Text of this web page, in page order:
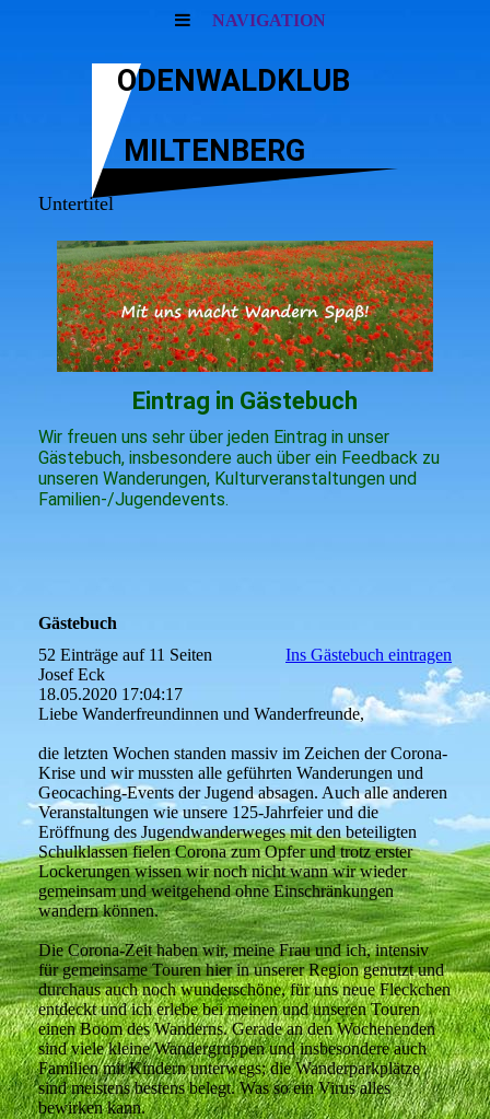
NAVIGATION
ODENWALDKLUB
MILTENBERG
Untertitel
Eintrag in Gästebuch
Wir freuen uns sehr über jeden Eintrag in unser
Gästebuch, insbesondere auch über ein Feedback zu
unseren Wanderungen, Kulturveranstaltungen und
Familien-/Jugendevents.
Gästebuch
52 Einträge auf 11 Seiten
Ins Gästebuch eintragen
Josef Eck
18.05.2020 17:04:17
Liebe Wanderfreundinnen und Wanderfreunde,
die letzten Wochen standen massiv im Zeichen der Corona-
Krise und wir mussten alle geführten Wanderungen und
Geocaching-Events der Jugend absagen. Auch alle anderen
Veranstaltungen wie unsere 125-Jahrfeier und die
Eröffnung des Jugendwanderweges mit den beteiligten
Schulklassen fielen Corona zum Opfer und trotz erster
Lockerungen wissen wir noch nicht wann wir wieder
gemeinsam und weitgehend ohne Einschränkungen
wandern können.
Die Corona-Zeit haben wir, meine Frau und ich, intensiv
für gemeinsame Touren hier in unserer Region genutzt und
durchaus auch noch wunderschöne, für uns neue Fleckchen
entdeckt und ich erlebe bei meinen und unseren Touren
einen Boom des Wanderns. Gerade an den Wochenenden
sind viele kleine Wandergruppen und insbesondere auch
Familien mit Kindern unterwegs; die Wanderparkplätze
sind meistens bestens belegt. Was so ein Virus alles
bewirken kann.